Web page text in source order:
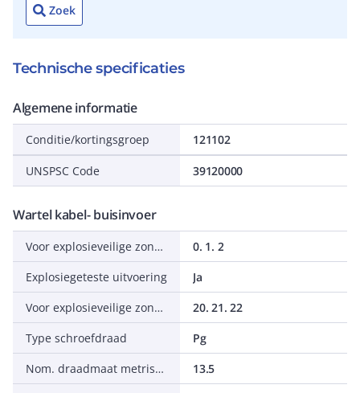
Zoek
Technische specificaties
Algemene informatie
Conditie/kortingsgroep 121102
UNSPSC Code 39120000
Wartel kabel- buisinvoer
Voor explosieveilige zone gas
0. 1. 2
Explosiegeteste uitvoering
Ja
Voor explosieveilige zone stof
20. 21. 22
Type schroefdraad
Pg
Nom. draadmaat metrisch/Pg
13.5